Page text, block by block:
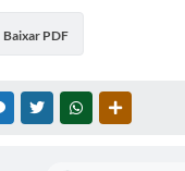
Baixar PDF
MESSENGER
TWITTERWHATSAPP